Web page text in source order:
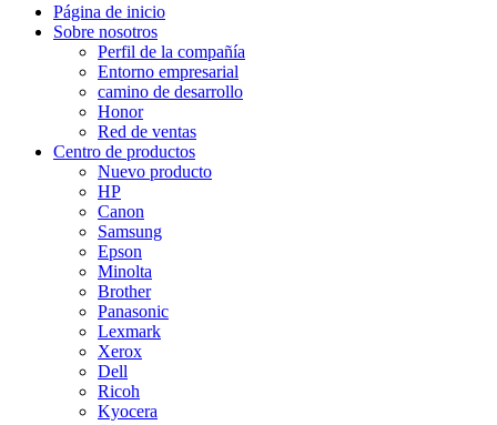
Página de inicio
Sobre nosotros
Perfil de la compañía
Entorno empresarial
camino de desarrollo
Honor
Red de ventas
Centro de productos
Nuevo producto
HP
Canon
Samsung
Epson
Minolta
Brother
Panasonic
Lexmark
Xerox
Dell
Ricoh
Kyocera